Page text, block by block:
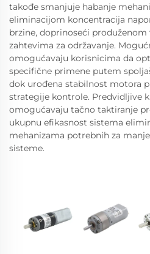
takođe smanjuje habanje
eliminacijom koncentracija
brzine, doprinoseći
zahtevima za održavanje.
omogućavaju korisnicima da
specifične primene putem
dok urođena stabilnost motora
strategije kontrole. Predvidljive
omogućavaju tačno taktiranje
ukupnu efikasnost sistema
mehanizama potrebnih za
sisteme.